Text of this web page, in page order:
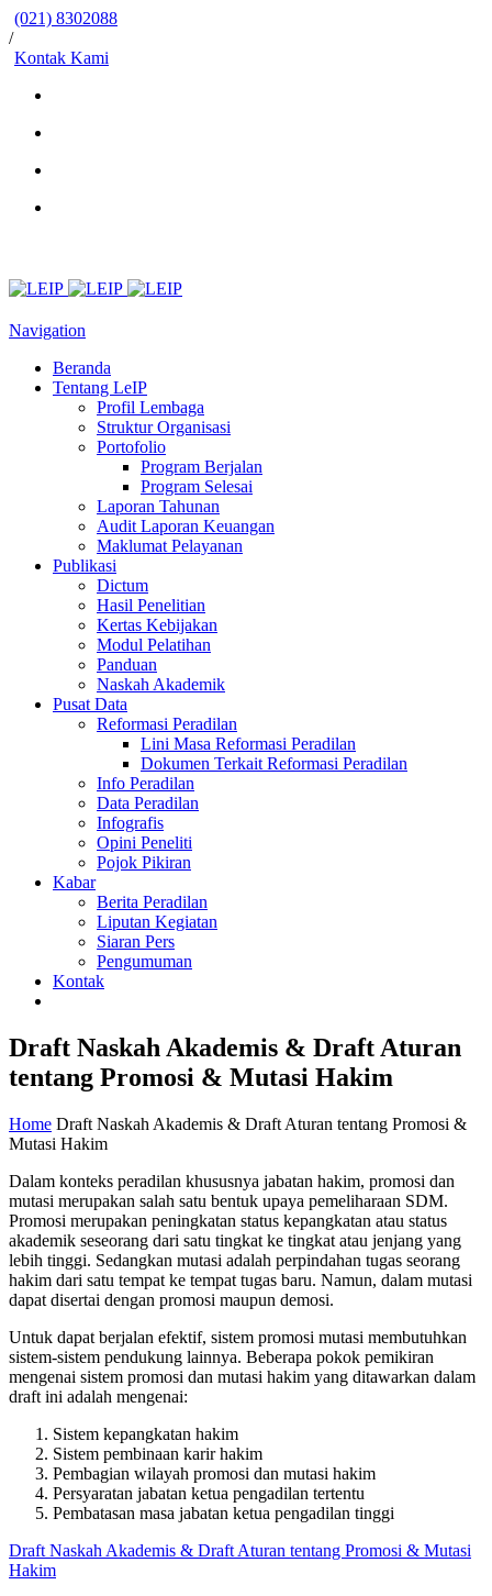
(021) 8302088
/
Kontak Kami
Navigation
Beranda
Tentang LeIP
Profil Lembaga
Struktur Organisasi
Portofolio
Program Berjalan
Program Selesai
Laporan Tahunan
Audit Laporan Keuangan
Maklumat Pelayanan
Publikasi
Dictum
Hasil Penelitian
Kertas Kebijakan
Modul Pelatihan
Panduan
Naskah Akademik
Pusat Data
Reformasi Peradilan
Lini Masa Reformasi Peradilan
Dokumen Terkait Reformasi Peradilan
Info Peradilan
Data Peradilan
Infografis
Opini Peneliti
Pojok Pikiran
Kabar
Berita Peradilan
Liputan Kegiatan
Siaran Pers
Pengumuman
Kontak
Draft Naskah Akademis & Draft Aturan
tentang Promosi & Mutasi Hakim
Home Draft Naskah Akademis & Draft Aturan tentang Promosi &
Mutasi Hakim
Dalam konteks peradilan khususnya jabatan hakim, promosi dan
mutasi merupakan salah satu bentuk upaya pemeliharaan SDM.
Promosi merupakan peningkatan status kepangkatan atau status
akademik seseorang dari satu tingkat ke tingkat atau jenjang yang
lebih tinggi. Sedangkan mutasi adalah perpindahan tugas seorang
hakim dari satu tempat ke tempat tugas baru. Namun, dalam mutasi
dapat disertai dengan promosi maupun demosi.
Untuk dapat berjalan efektif, sistem promosi mutasi membutuhkan
sistem-sistem pendukung lainnya. Beberapa pokok pemikiran
mengenai sistem promosi dan mutasi hakim yang ditawarkan dalam
draft ini adalah mengenai:
Sistem kepangkatan hakim
Sistem pembinaan karir hakim
Pembagian wilayah promosi dan mutasi hakim
Persyaratan jabatan ketua pengadilan tertentu
Pembatasan masa jabatan ketua pengadilan tinggi
Draft Naskah Akademis & Draft Aturan tentang Promosi & Mutasi
Hakim